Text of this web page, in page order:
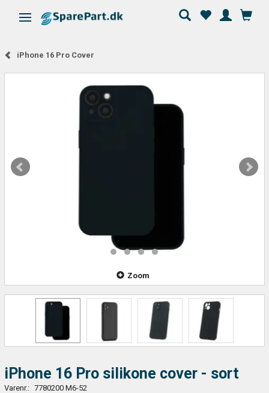
Skifte navigation
iPhone 16 Pro Cover
Zoom
iPhone 16 Pro silikone cover - sort
Varenr.: 7780200 M6-52